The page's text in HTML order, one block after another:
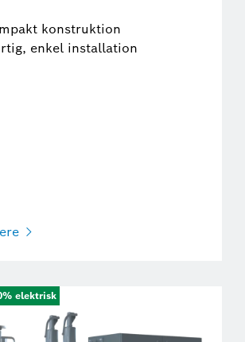
konstruktion
enkel installation
elektrisk